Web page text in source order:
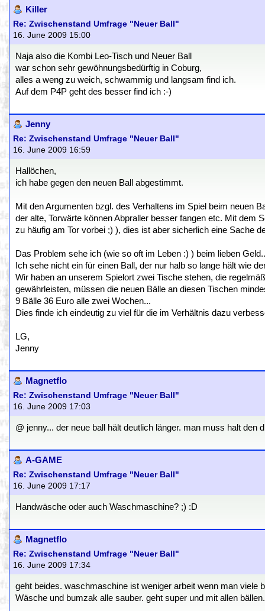
Killer
Re: Zwischenstand Umfrage "Neuer Ball"
16. June 2009 15:00
Naja also die Kombi Leo-Tisch und Neuer Ball
war schon sehr gewöhnungsbedürftig in Coburg,
alles a weng zu weich, schwammig und langsam find ich.
Auf dem P4P geht des besser find ich :-)
Jenny
Re: Zwischenstand Umfrage "Neuer Ball"
16. June 2009 16:59
Hallöchen,
ich habe gegen den neuen Ball abgestimmt.
Mit den Argumenten bzgl. des Verhaltens im Spiel beim neuen
der alte, Torwärte können Abpraller besser fangen etc. Mit
zu häufig am Tor vorbei ;) ), dies ist aber sicherlich eine Sache
Das Problem sehe ich (wie so oft im Leben :) ) beim lieben
Ich sehe nicht ein für einen Ball, der nur halb so lange hält wie
Wir haben an unserem Spielort zwei Tische stehen, die
gewährleisten, müssen die neuen Bälle an diesen Tischen
9 Bälle 36 Euro alle zwei Wochen...
Dies finde ich eindeutig zu viel für die im Verhältnis dazu
LG,
Jenny
Magnetflo
Re: Zwischenstand Umfrage "Neuer Ball"
16. June 2009 17:03
@ jenny... der neue ball hält deutlich länger. man muss halt
A-GAME
Re: Zwischenstand Umfrage "Neuer Ball"
16. June 2009 17:17
Handwäsche oder auch Waschmaschine? ;) :D
Magnetflo
Re: Zwischenstand Umfrage "Neuer Ball"
16. June 2009 17:34
geht beides. waschmaschine ist weniger arbeit wenn man
Wäsche und bumzak alle sauber. geht super und mit allen bällen.